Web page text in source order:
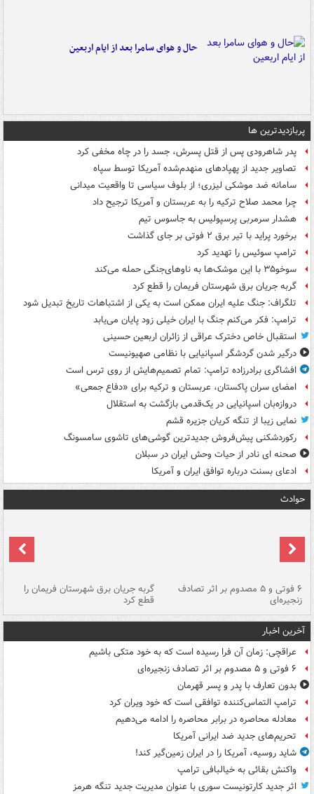
حال و هوای سامرا بعد از ایام اربعین
پربازدیدترین ها
پدر شاهرودی پس از قتل پسرش، جسد را در چاه مخفی کرد
تصاویر جدید از پهپادهای منهدم‌شده آمریکا توسط سپاه
سامانه ضد موشکی لیزری؛ از بلوف سیاسی تا واقعیت میدانی
چرا محمد صلاح ترکیه را به عربستان و آمریکا ترجیح داد
هشدار سرمربی پرسپولیس به جاسوس تیم
برخورد پراید با تیر برق ۲ فوتی بر جای گذاشت
ترامپ سوئیس را تهدید کرد
سوخو۳۵ با این موشک‌ها به ناوهای‌جنگی حمله می‌کند
گربه جریان برق شهرستان فریمان را قطع کرد
تلگراف: جنگ علیه ایران ممکن است به یکی از اشتباهات تاریخ تبدیل شود
ترامپ: فکر می‌کنم جنگ با ایران خیلی زود پایان می‌یابد
استقبال خاص دخترک عراقی از زائران اربعین حسینی
درگیر شدن گردشگر اسپانیایی با نظامی صهیونیست
افشاگری برادرزاده ترامپ: تمام تصمیم‌هایش از روی ترس است
امضای سران پاکستان، عربستان و ترکیه برای «دفاع جمعی»
دروازه‌بان اسپانیایی در یک‌قدمی بازگشت به استقلال
نمایی زیبا از تنگه کریان جزیره قشم
رکوردشکنی پیش‌فروش جدیدترین گوشی‌های تاشوی سامسونگ
صحنه ای نادر از حیات وحش ایران در سبلان
ادعای بسنت درباره توافق ایران و آمریکا
حوادث
۶ فوتی و ۵ مصدوم بر اثر تصادف
زنجیره‌ای
گربه جریان برق شهرستان فریمان را
قطع کرد
آخرین اخبار
عراقچی: زمان آن فرا رسیده است که به خود متکی باشیم
۶ فوتی و ۵ مصدوم بر اثر تصادف زنجیره‌ای
بدون تعارف با پدر و پسر قهرمان
ترامپ التماس‌کننده توافقی است که خود ویران کرد
معادله محاصره در برابر محاصره را ادامه می‌دهیم
تحریم‌های جدید ضد ایرانی آمریکا
شاید روسیه، آمریکا را در ایران زمین‌گیر کند!
واکنش بقائی به خیالبافی ترامپ
اثر جدید کارتونیست سوری با عنوان مدیریت جدید تنگه هرمز